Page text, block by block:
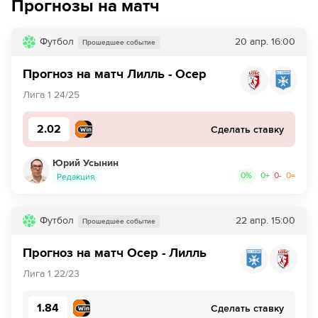
40´
Судья сигнализирует, что Хакон Арнар Харальдссон из
Синайоко
на сопернике и получает предупреждение
42´ Лилль совершает вбрасывание на своей половине
поля
43´ Натан Нгой из команды Лилль заходит слишком
Натан Нгой тянет соперника за майку и за это
Прогнозы на матч
Футбол Прошедшее событие 20 апр. 16:00
Прогноз на матч Лилль - Осер
Лига 1 24/25
2.02 Сделать ставку
Юрий Усынин
Редакция 0% 0+ 0- 0=
Футбол Прошедшее событие 22 апр. 15:00
Прогноз на матч Осер - Лилль
Лига 1 22/23
1.84 Сделать ставку